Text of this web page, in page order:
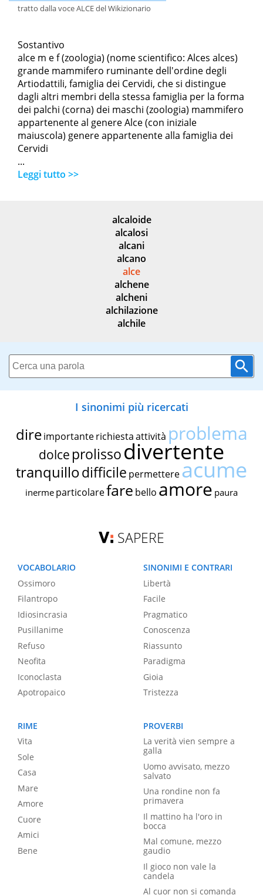
tratto dalla voce ALCE del Wikizionario
Sostantivo
alce m e f (zoologia) (nome scientifico: Alces alces)
grande mammifero ruminante dell'ordine degli
Artiodattili, famiglia dei Cervidi, che si distingue
dagli altri membri della stessa famiglia per la forma
dei palchi (corna) dei maschi (zoologia) mammifero
appartenente al genere Alce (con iniziale
maiuscola) genere appartenente alla famiglia dei
Cervidi
...
Leggi tutto >>
alcaloide
alcalosi
alcani
alcano
alce
alchene
alcheni
alchilazione
alchile
I sinonimi più ricercati
dire importante richiestaattività problema
dolce prolissodivertente
tranquillodifficile permettereacume
inerme particolarefare bello amore paura
SAPERE
VOCABOLARIO
Ossimoro
Filantropo
Idiosincrasia
Pusillanime
Refuso
Neofita
Iconoclasta
Apotropaico
SINONIMI E CONTRARI
Libertà
Facile
Pragmatico
Conoscenza
Riassunto
Paradigma
Gioia
Tristezza
RIME
Vita
Sole
Casa
Mare
Amore
Cuore
Amici
Bene
PROVERBI
La verità vien sempre a
galla
Uomo avvisato, mezzo
salvato
Una rondine non fa
primavera
Il mattino ha l'oro in
bocca
Mal comune, mezzo
gaudio
Il gioco non vale la
candela
Al cuor non si comanda